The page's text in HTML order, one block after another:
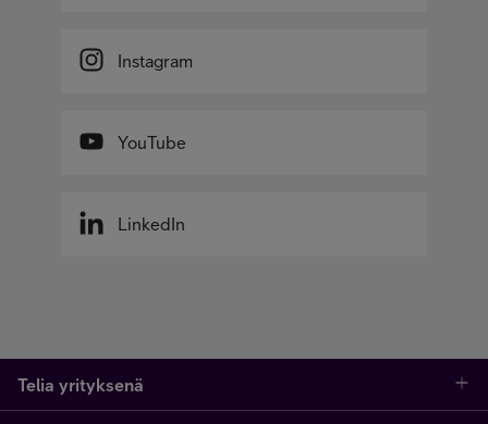
Instagram
YouTube
LinkedIn
Telia yrityksenä